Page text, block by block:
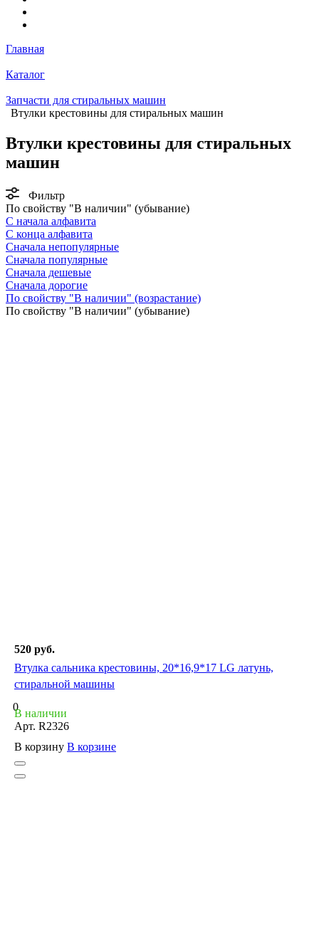
Главная
Каталог
Запчасти для стиральных машин
Втулки крестовины для стиральных машин
Втулки крестовины для стиральных
машин
Фильтр
По свойству "В наличии" (убывание)
С начала алфавита
С конца алфавита
Сначала непопулярные
Сначала популярные
Сначала дешевые
Сначала дорогие
По свойству "В наличии" (возрастание)
По свойству "В наличии" (убывание)
520 руб.
Втулка сальника крестовины, 20*16,9*17 LG латунь,
стиральной машины
0
В наличии
Арт. R2326
В корзину В корзине